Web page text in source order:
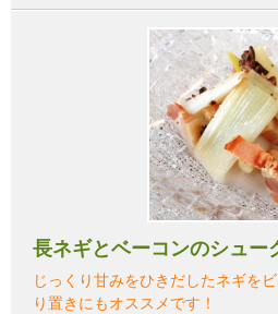
長ネギとベーコンのシュー
じっくり甘みをひきだしたネギを
り置きにもオススメです！